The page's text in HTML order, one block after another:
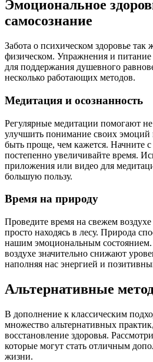
Эмоциональное
самосознание
Забота о психическом здоровье так
физическом. Упражнения и
для поддержания душевного
несколько работающих методов.
Медитация и осознанность
Регулярные медитации помогают не
улучшить понимание своих
быть проще, чем кажется. Начните
постепенно увеличивайте время.
приложения или видео для
большую пользу.
Время на природу
Проведите время на свежем
просто находясь в лесу. Природа
нашим эмоциональным
воздухе значительно снижают
наполняя нас энергией и
Альтернативные
В дополнение к классическим
множество альтернативных
восстановление здоровья.
которые могут стать отличным
жизни.